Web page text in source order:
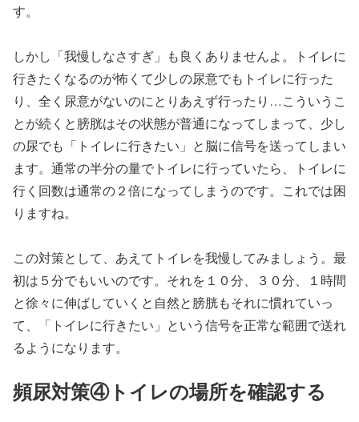
す。
しかし「我慢しなさすぎ」も良くありませんよ。トイレに
行きたくなるのが怖くて少しの尿意でもトイレに行った
り、全く尿意がないのにとりあえず行ったり…こういうこ
とが続くと膀胱はその状態が普通になってしまって、少し
の尿でも「トイレに行きたい」と脳に信号を送ってしまい
ます。通常の半分の量でトイレに行っていたら、トイレに
行く回数は通常の２倍になってしまうのです。これでは困
りますね。
この対策として、あえてトイレを我慢してみましょう。最
初は５分でもいいのです。それを１０分、３０分、１時間
と徐々に伸ばしていくと自然と膀胱もそれに慣れていっ
て、「トイレに行きたい」という信号を正常な範囲で送れ
るようになります。
頻尿対策④トイレの場所を確認する